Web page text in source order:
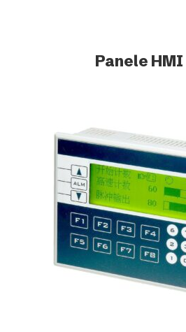
Panele HMI